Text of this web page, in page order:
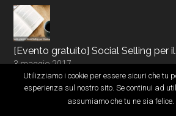
[Evento gratuito] Social Selling per
3 maggio 2017
Utilizziamo i cookie per essere sicuri che tu
esperienza sul nostro sito. Se continui ad
assumiamo che tu ne sia felice.